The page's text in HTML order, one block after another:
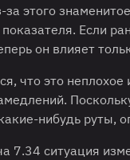
этого
Если
он влияет
что это
нибудь руты,
7.34 ситуация